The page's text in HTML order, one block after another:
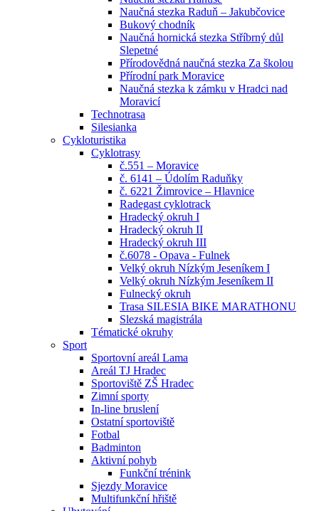
Naučná stezka Raduň – Jakubčovice
Bukový chodník
Naučná hornická stezka Stříbrný důl
Slepetné
Přírodovědná naučná stezka Za školou
Přírodní park Moravice
Naučná stezka k zámku v Hradci nad
Moravicí
Technotrasa
Silesianka
Cykloturistika
Cyklotrasy
č.551 – Moravice
č. 6141 – Údolím Raduňky
č. 6221 Žimrovice – Hlavnice
Radegast cyklotrack
Hradecký okruh I
Hradecký okruh II
Hradecký okruh III
č.6078 - Opava - Fulnek
Velký okruh Nízkým Jeseníkem I
Velký okruh Nízkým Jeseníkem II
Fulnecký okruh
Trasa SILESIA BIKE MARATHONU
Slezská magistrála
Tématické okruhy
Sport
Sportovní areál Lama
Areál TJ Hradec
Sportoviště ZŠ Hradec
Zimní sporty
In-line bruslení
Ostatní sportoviště
Fotbal
Badminton
Aktivní pohyb
Funkční trénink
Sjezdy Moravice
Multifunkční hřiště